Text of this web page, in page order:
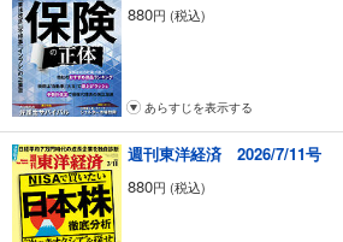
連載
｜経済を見る眼｜藤森克彦
｜ニュースの核心｜野村明弘
｜編集部から｜
｜ニュース最前線｜
｜トップに直撃｜西友 社長 大久保恒夫
｜フォーカス政治｜塩田 潮
｜マネー潮流｜佐々木 融
｜中国動態｜福本智之
｜財新 Opinion &News｜
880円 (税込)
あらすじを表示する
週刊東洋経済 2026/7/11号
880円 (税込)